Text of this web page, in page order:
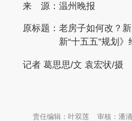
来 源：温州晚报
原标题： 老房子如何改？
新“十五五”规划
记者 葛思思/文 袁宏状/摄
审核：潘
责任编辑：叶双莲